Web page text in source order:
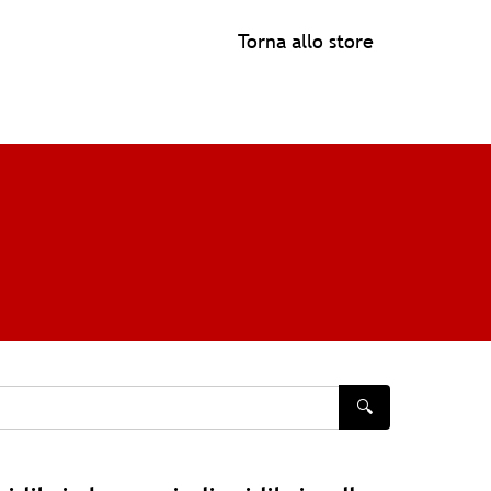
Torna allo store
🔍